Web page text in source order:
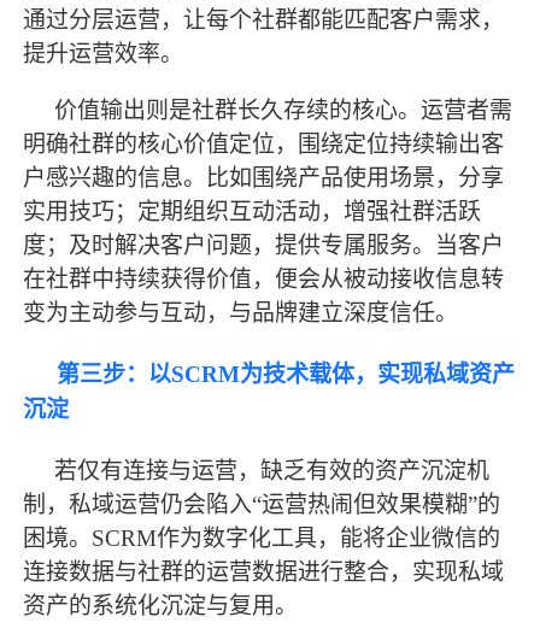
通过分层运营，让每个社群都能匹配客户需求，
提升运营效率。
价值输出则是社群长久存续的核心。运营者需
明确社群的核心价值定位，围绕定位持续输出客
户感兴趣的信息。比如围绕产品使用场景，分享
实用技巧；定期组织互动活动，增强社群活跃
度；及时解决客户问题，提供专属服务。当客户
在社群中持续获得价值，便会从被动接收信息转
变为主动参与互动，与品牌建立深度信任。
第三步：以SCRM为技术载体，实现私域资产
沉淀
若仅有连接与运营，缺乏有效的资产沉淀机
制，私域运营仍会陷入“运营热闹但效果模糊”的
困境。SCRM作为数字化工具，能将企业微信的
连接数据与社群的运营数据进行整合，实现私域
资产的系统化沉淀与复用。